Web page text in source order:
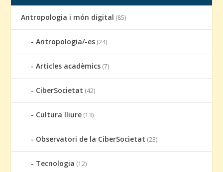
Antropologia i món digital (85)
Antropologia/-es (24)
Articles acadèmics (7)
CiberSocietat (42)
Cultura lliure (13)
Observatori de la CiberSocietat (23)
Tecnologia (12)